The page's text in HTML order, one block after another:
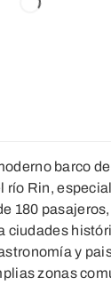
barco
río Rin,
180
ciudades
y
zonas